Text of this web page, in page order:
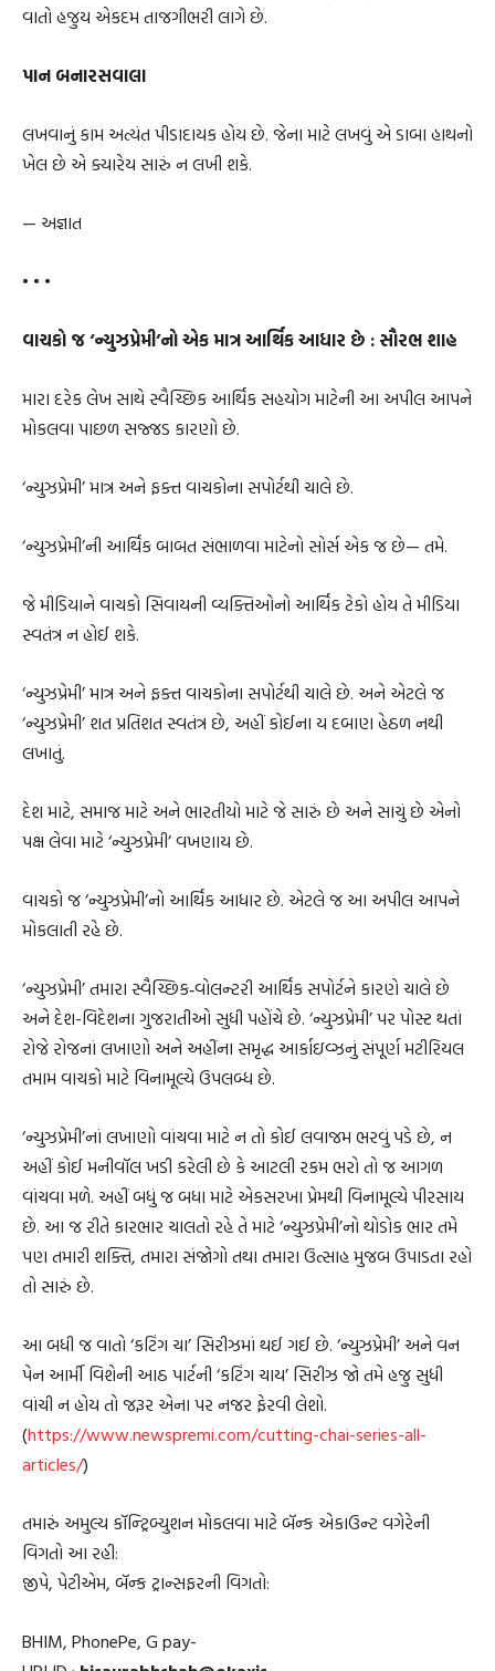
વાતો હજુય એકદમ તાજગીભરી લાગે છે.
પાન બનારસવાલા
લખવાનું કામ અત્યંત પીડાદાયક હોય છે. જેના માટે લખવું એ ડાબા હાથનો
ખેલ છે એ ક્યારેય સારું ન લખી શકે.
— અજ્ઞાત
• • •
વાચકો જ ‘ન્યુઝપ્રેમી’નો એક માત્ર આર્થિક આધાર છે : સૌરભ શાહ
મારા દરેક લેખ સાથે સ્વૈચ્છિક આર્થિક સહયોગ માટેની આ અપીલ આપને
મોકલવા પાછળ સજ્જડ કારણો છે.
‘ન્યુઝપ્રેમી’ માત્ર અને ફક્ત વાચકોના સપોર્ટથી ચાલે છે.
‘ન્યુઝપ્રેમી’ની આર્થિક બાબત સંભાળવા માટેનો સોર્સ એક જ છે— તમે.
જે મીડિયાને વાચકો સિવાયની વ્યક્તિઓનો આર્થિક ટેકો હોય તે મીડિયા
સ્વતંત્ર ન હોઈ શકે.
‘ન્યુઝપ્રેમી’ માત્ર અને ફક્ત વાચકોના સપોર્ટથી ચાલે છે. અને એટલે જ
‘ન્યુઝપ્રેમી’ શત પ્રતિશત સ્વતંત્ર છે, અહીં કોઈના ય દબાણ હેઠળ નથી
લખાતું.
દેશ માટે, સમાજ માટે અને ભારતીયો માટે જે સારું છે અને સાચું છે એનો
પક્ષ લેવા માટે ‘ન્યુઝપ્રેમી’ વખણાય છે.
વાચકો જ ‘ન્યુઝપ્રેમી’નો આર્થિક આધાર છે. એટલે જ આ અપીલ આપને
મોકલાતી રહે છે.
‘ન્યુઝપ્રેમી’ તમારા સ્વૈચ્છિક‐વોલન્ટરી આર્થિક સપોર્ટને કારણે ચાલે છે
અને દેશ-વિદેશના ગુજરાતીઓ સુધી પહોંચે છે. ‘ન્યુઝપ્રેમી’ પર પોસ્ટ થતાં
રોજે રોજનાં લખાણો અને અહીંના સમૃદ્ધ આર્કાઇવ્ઝનું સંપૂર્ણ મટીરિયલ
તમામ વાચકો માટે વિનામૂલ્યે ઉપલબ્ધ છે.
‘ન્યુઝપ્રેમી’નાં લખાણો વાંચવા માટે ન તો કોઈ લવાજમ ભરવું પડે છે, ન
અહીં કોઈ મનીવૉલ ખડી કરેલી છે કે આટલી રકમ ભરો તો જ આગળ
વાંચવા મળે. અહીં બધું જ બધા માટે એકસરખા પ્રેમથી વિનામૂલ્યે પીરસાય
છે. આ જ રીતે કારભાર ચાલતો રહે તે માટે ‘ન્યુઝપ્રેમી’નો થોડોક ભાર તમે
પણ તમારી શક્તિ, તમારા સંજોગો તથા તમારા ઉત્સાહ મુજબ ઉપાડતા રહો
તો સારું છે.
આ બધી જ વાતો ‘કટિંગ ચા’ સિરીઝમાં થઈ ગઈ છે. ‘ન્યુઝપ્રેમી’ અને વન
પેન આર્મી વિશેની આઠ પાર્ટની ‘કટિંગ ચાય’ સિરીઝ જો તમે હજુ સુધી
વાંચી ન હોય તો જરૂર એના પર નજર ફેરવી લેશો.
(https://www.newspremi.com/cutting-chai-series-all-
articles/)
તમારું અમુલ્ય કૉન્ટ્રિબ્યુશન મોકલવા માટે બૅન્ક એકાઉન્ટ વગેરેની
વિગતો આ રહી:
જીપે, પેટીએમ, બૅન્ક ટ્રાન્સફરની વિગતો:
BHIM, PhonePe, G pay-